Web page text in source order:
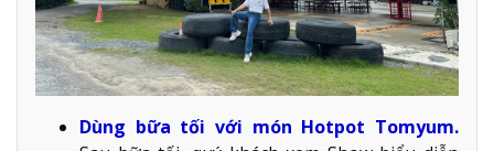
Dùng bữa tối với món Hotpot Tomyum.